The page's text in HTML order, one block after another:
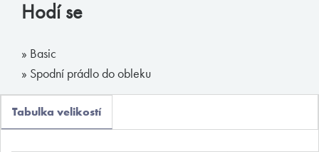
Hodí se
» Basic
» Spodní prádlo do obleku
Tabulka velikostí
Boxerky
Tanga, jocky
Trika, tilka